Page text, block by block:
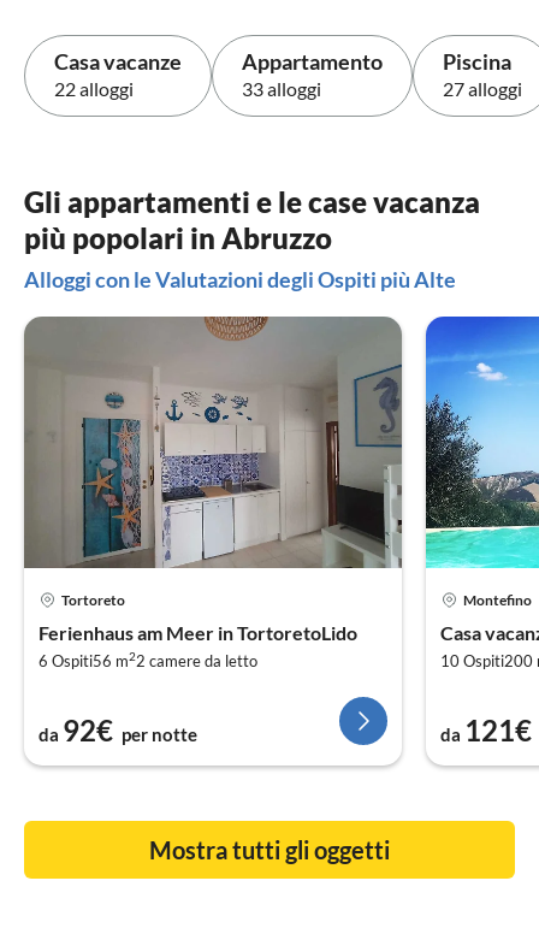
Casa vacanze
22 alloggi
Appartamento
33 alloggi
Piscina
27 alloggi
Gli appartamenti e le case vacanza
più popolari in Abruzzo
Alloggi con le Valutazioni degli Ospiti più Alte
Tortoreto
Ferienhaus am Meer in TortoretoLido
6 Ospiti56 m22 camere da letto
da 92€ per notte
Montefino
Casa
Montefino
10 Ospiti200
da 121€
Mostra tutti gli oggetti